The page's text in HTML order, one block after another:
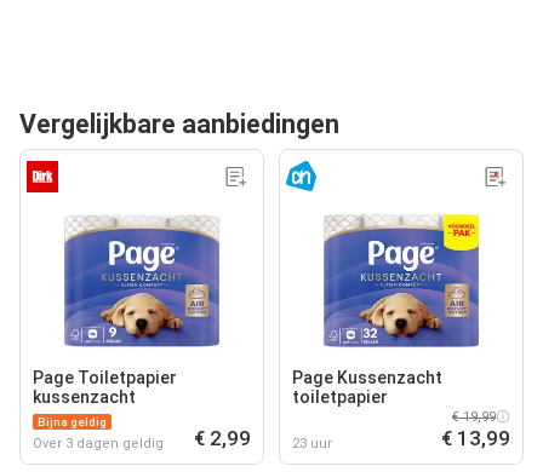
Vergelijkbare aanbiedingen
Page Toiletpapier
kussenzacht
Bijna geldig
Over 3 dagen geldig € 2,99
Page Kussenzacht
toiletpapier
23 uur
€ 19,99
€ 13,99